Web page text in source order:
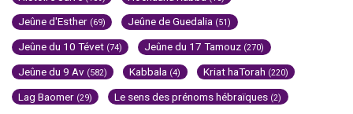
Jeûne d'Esther (69) Jeûne de Guedalia (51)
Jeûne du 10 Tévet (74) Jeûne du 17 Tamouz (270)
Jeûne du 9 Av (582) Kabbala (4) Kriat haTorah (220)
Lag Baomer (29) Le sens des prénoms hébraïques (2)